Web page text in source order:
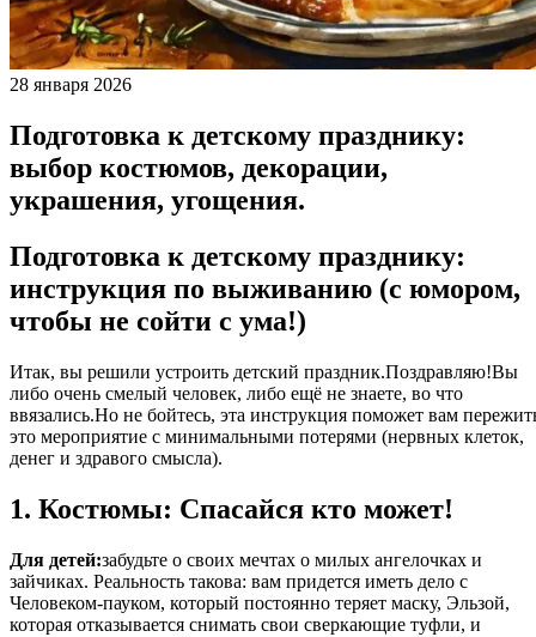
28 января 2026
Подготовка к детскому празднику:
выбор костюмов, декорации,
украшения, угощения.
Подготовка к детскому празднику:
инструкция по выживанию (с юмором,
чтобы не сойти с ума!)
Итак, вы решили устроить детский праздник.Поздравляю!Вы
либо очень смелый человек, либо ещё не знаете, во что
ввязались.Но не бойтесь, эта инструкция поможет вам
это мероприятие с минимальными потерями (нервных клеток,
денег и здравого смысла).
1. Костюмы: Спасайся кто может!
Для детей:забудьте о своих мечтах о милых ангелочках и
зайчиках. Реальность такова: вам придется иметь дело с
Человеком-пауком, который постоянно теряет маску, Эльзой,
которая отказывается снимать свои сверкающие туфли, и